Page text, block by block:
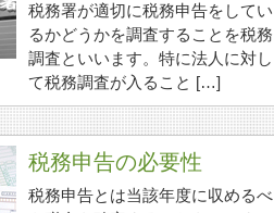
税務署が適切に税務申告をしてい
るかどうかを調査することを税務
調査といいます。特に法人に対し
て税務調査が入ること […]
税務申告の必要性
税務申告とは当該年度に収めるべ